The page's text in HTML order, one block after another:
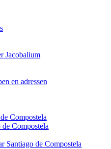
Jacobalium
en adressen
Compostela
de Compostela
Santiago de Compostela